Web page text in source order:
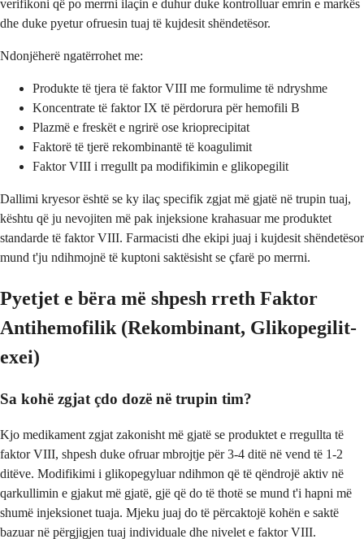
verifikoni që po merrni ilaçin e duhur duke kontrolluar emrin e markës
dhe duke pyetur ofruesin tuaj të kujdesit shëndetësor.
Ndonjëherë ngatërrohet me:
Produkte të tjera të faktor VIII me formulime të ndryshme
Koncentrate të faktor IX të përdorura për hemofili B
Plazmë e freskët e ngrirë ose krioprecipitat
Faktorë të tjerë rekombinantë të koagulimit
Faktor VIII i rregullt pa modifikimin e glikopegilit
Dallimi kryesor është se ky ilaç specifik zgjat më gjatë në trupin tuaj,
kështu që ju nevojiten më pak injeksione krahasuar me produktet
standarde të faktor VIII. Farmacisti dhe ekipi juaj i kujdesit shëndetësor
mund t'ju ndihmojnë të kuptoni saktësisht se çfarë po merrni.
Pyetjet e bëra më shpesh rreth Faktor
Antihemofilik (Rekombinant, Glikopegilit-
exei)
Sa kohë zgjat çdo dozë në trupin tim?
Kjo medikament zgjat zakonisht më gjatë se produktet e rregullta të
faktor VIII, shpesh duke ofruar mbrojtje për 3-4 ditë në vend të 1-2
ditëve. Modifikimi i glikopegyluar ndihmon që të qëndrojë aktiv në
qarkullimin e gjakut më gjatë, gjë që do të thotë se mund t'i hapni më
shumë injeksionet tuaja. Mjeku juaj do të përcaktojë kohën e saktë
bazuar në përgjigjen tuaj individuale dhe nivelet e faktor VIII.